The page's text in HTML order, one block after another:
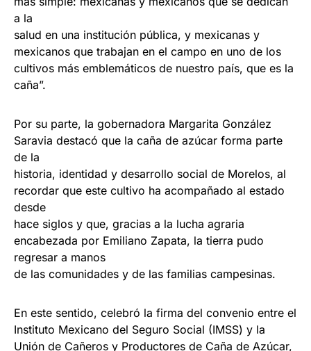
a la
salud en una institución pública, y mexicanas y
mexicanos que trabajan en el campo en uno de los
cultivos más emblemáticos de nuestro país, que es la
caña”.
Por su parte, la gobernadora Margarita González
Saravia destacó que la caña de azúcar forma parte
de la
historia, identidad y desarrollo social de Morelos, al
recordar que este cultivo ha acompañado al estado
desde
hace siglos y que, gracias a la lucha agraria
encabezada por Emiliano Zapata, la tierra pudo
regresar a manos
de las comunidades y de las familias campesinas.
En este sentido, celebró la firma del convenio entre el
Instituto Mexicano del Seguro Social (IMSS) y la
Unión de Cañeros y Productores de Caña de Azúcar,